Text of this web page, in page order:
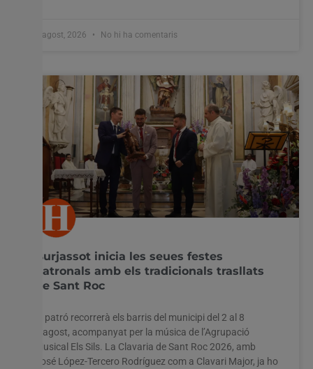
3 agost, 2026 No hi ha comentaris
Burjassot inicia les seues festes
patronals amb els tradicionals trasllats
de Sant Roc
El patró recorrerà els barris del municipi del 2 al 8
d’agost, acompanyat per la música de l’Agrupació
Musical Els Sils. La Clavaria de Sant Roc 2026, amb
José López-Tercero Rodríguez com a Clavari Major, ja ho